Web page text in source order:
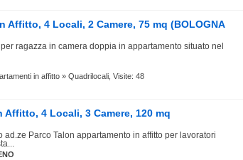
Affitto, 4 Locali, 2 Camere, 75 mq (BOLOGNA
ragazza in camera doppia in appartamento situato nel
in affitto » Quadrilocali, Visite: 48
Affitto, 4 Locali, 3 Camere, 120 mq
ad.ze Parco Talon appartamento in affitto per lavoratori